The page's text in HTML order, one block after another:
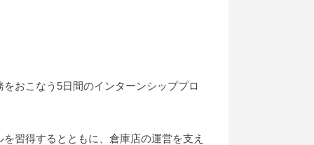
おこなう5日間のインターンシッププロ
習得するとともに、倉庫店の運営を支え